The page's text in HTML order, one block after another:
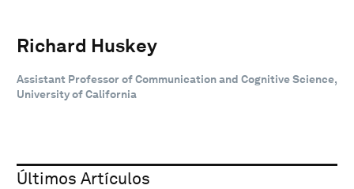
Richard Huskey
Assistant Professor of Communication and Cognitive Science,
University of California
Últimos Artículos